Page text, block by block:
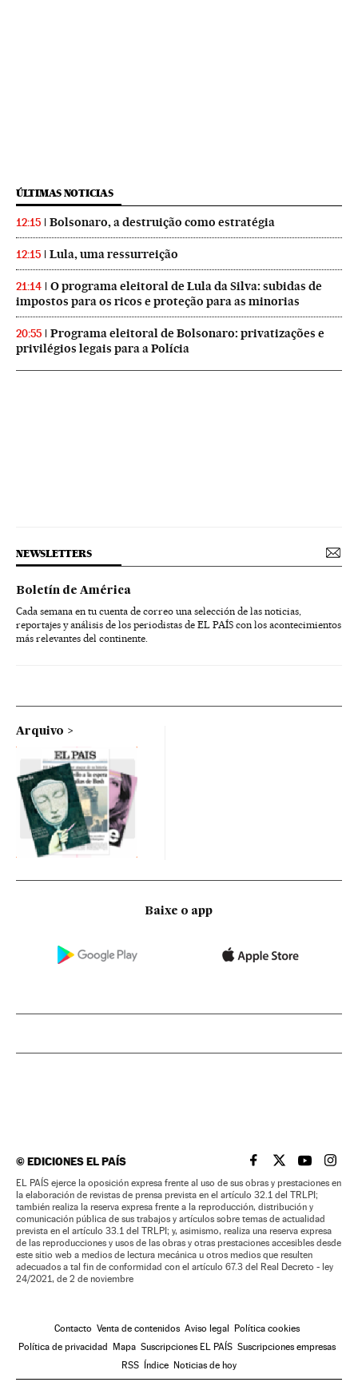
ÚLTIMAS NOTICIAS
12:15 Bolsonaro, a destruição como estratégia
12:15 Lula, uma ressurreição
21:14
O programa eleitoral de Lula da Silva: subidas de
impostos para os ricos e proteção para as minorias
20:55
Programa eleitoral de Bolsonaro: privatizações e
privilégios legais para a Polícia
NEWSLETTERS
Boletín de América
Cada semana en tu cuenta de correo una selección de las noticias,
reportajes y análisis de los periodistas de EL PAÍS con los acontecimientos
más relevantes del continente.
Arquivo
Baixe o app
©EDICIONES EL PAÍS EL PAÍS BRASIL EN
EL PAÍSEL PAÍS
EL
EL PAÍS ejerce la oposición expresa frente al uso de sus obras y prestaciones en
la elaboración de revistas de prensa prevista en el artículo 32.1 del TRLPI;
también realiza la reserva expresa frente a la reproducción, distribución y
comunicación pública de sus trabajos y artículos sobre temas de actualidad
prevista en el artículo 33.1 del TRLPI; y, asimismo, realiza una reserva expresa
de las reproducciones y usos de las obras y otras prestaciones accesibles desde
este sitio web a medios de lectura mecánica u otros medios que resulten
adecuados a tal fin de conformidad con el artículo 67.3 del Real Decreto - ley
24/2021, de 2 de noviembre
Contacto Venta de contenidos Aviso legal
Política cookies
Política de privacidad
Mapa Suscripciones EL PAÍS Suscripciones empresas
RSS
Índice Noticias de hoy